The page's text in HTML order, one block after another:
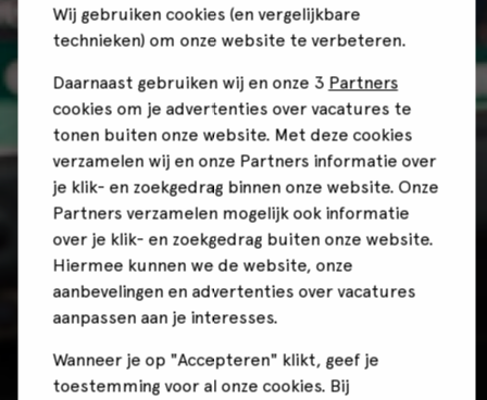
Wij gebruiken cookies (en vergelijkbare
technieken) om onze website te verbeteren.
Daarnaast gebruiken wij en onze 3 Partners
cookies om je advertenties over vacatures te
tonen buiten onze website. Met deze cookies
verzamelen wij en onze Partners informatie over
je klik- en zoekgedrag binnen onze website. Onze
Partners verzamelen mogelijk ook informatie
over je klik- en zoekgedrag buiten onze website.
Hiermee kunnen we de website, onze
aanbevelingen en advertenties over vacatures
aanpassen aan je interesses.
Wanneer je op "Accepteren" klikt, geef je
toestemming voor al onze cookies. Bij